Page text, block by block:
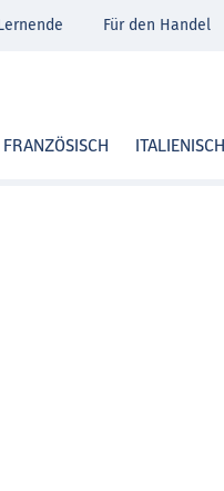
FRANZÖSISCH ITALIENISCH
Für den Handel